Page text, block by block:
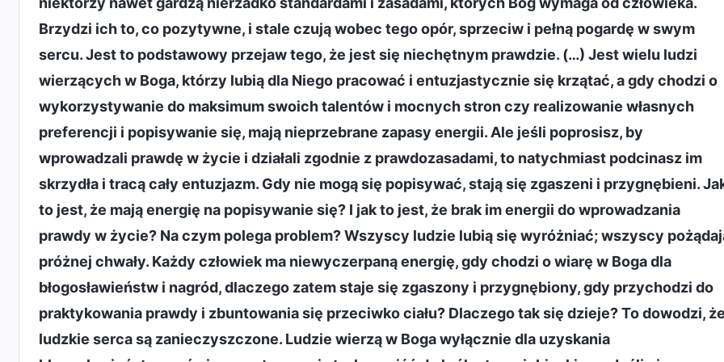
Brzydzi ich to, co pozytywne, i stale czują wobec tego opór, sprzeciw i pełną pogardę w swym
sercu. Jest to podstawowy przejaw tego, że jest się niechętnym prawdzie. (…) Jest wielu ludzi
wierzących w Boga, którzy lubią dla Niego pracować i entuzjastycznie się krzątać, a gdy chodzi o
wykorzystywanie do maksimum swoich talentów i mocnych stron czy realizowanie własnych
preferencji i popisywanie się, mają nieprzebrane zapasy energii. Ale jeśli poprosisz, by
wprowadzali prawdę w życie i działali zgodnie z prawdozasadami, to natychmiast podcinasz im
skrzydła i tracą cały entuzjazm. Gdy nie mogą się popisywać, stają się zgaszeni i przygnębieni.
to jest, że mają energię na popisywanie się? I jak to jest, że brak im energii do wprowadzania
prawdy w życie? Na czym polega problem? Wszyscy ludzie lubią się wyróżniać; wszyscy
próżnej chwały. Każdy człowiek ma niewyczerpaną energię, gdy chodzi o wiarę w Boga dla
błogosławieństw i nagród, dlaczego zatem staje się zgaszony i przygnębiony, gdy przychodzi do
praktykowania prawdy i zbuntowania się przeciwko ciału? Dlaczego tak się dzieje? To dowodzi, że
ludzkie serca są zanieczyszczone. Ludzie wierzą w Boga wyłącznie dla uzyskania